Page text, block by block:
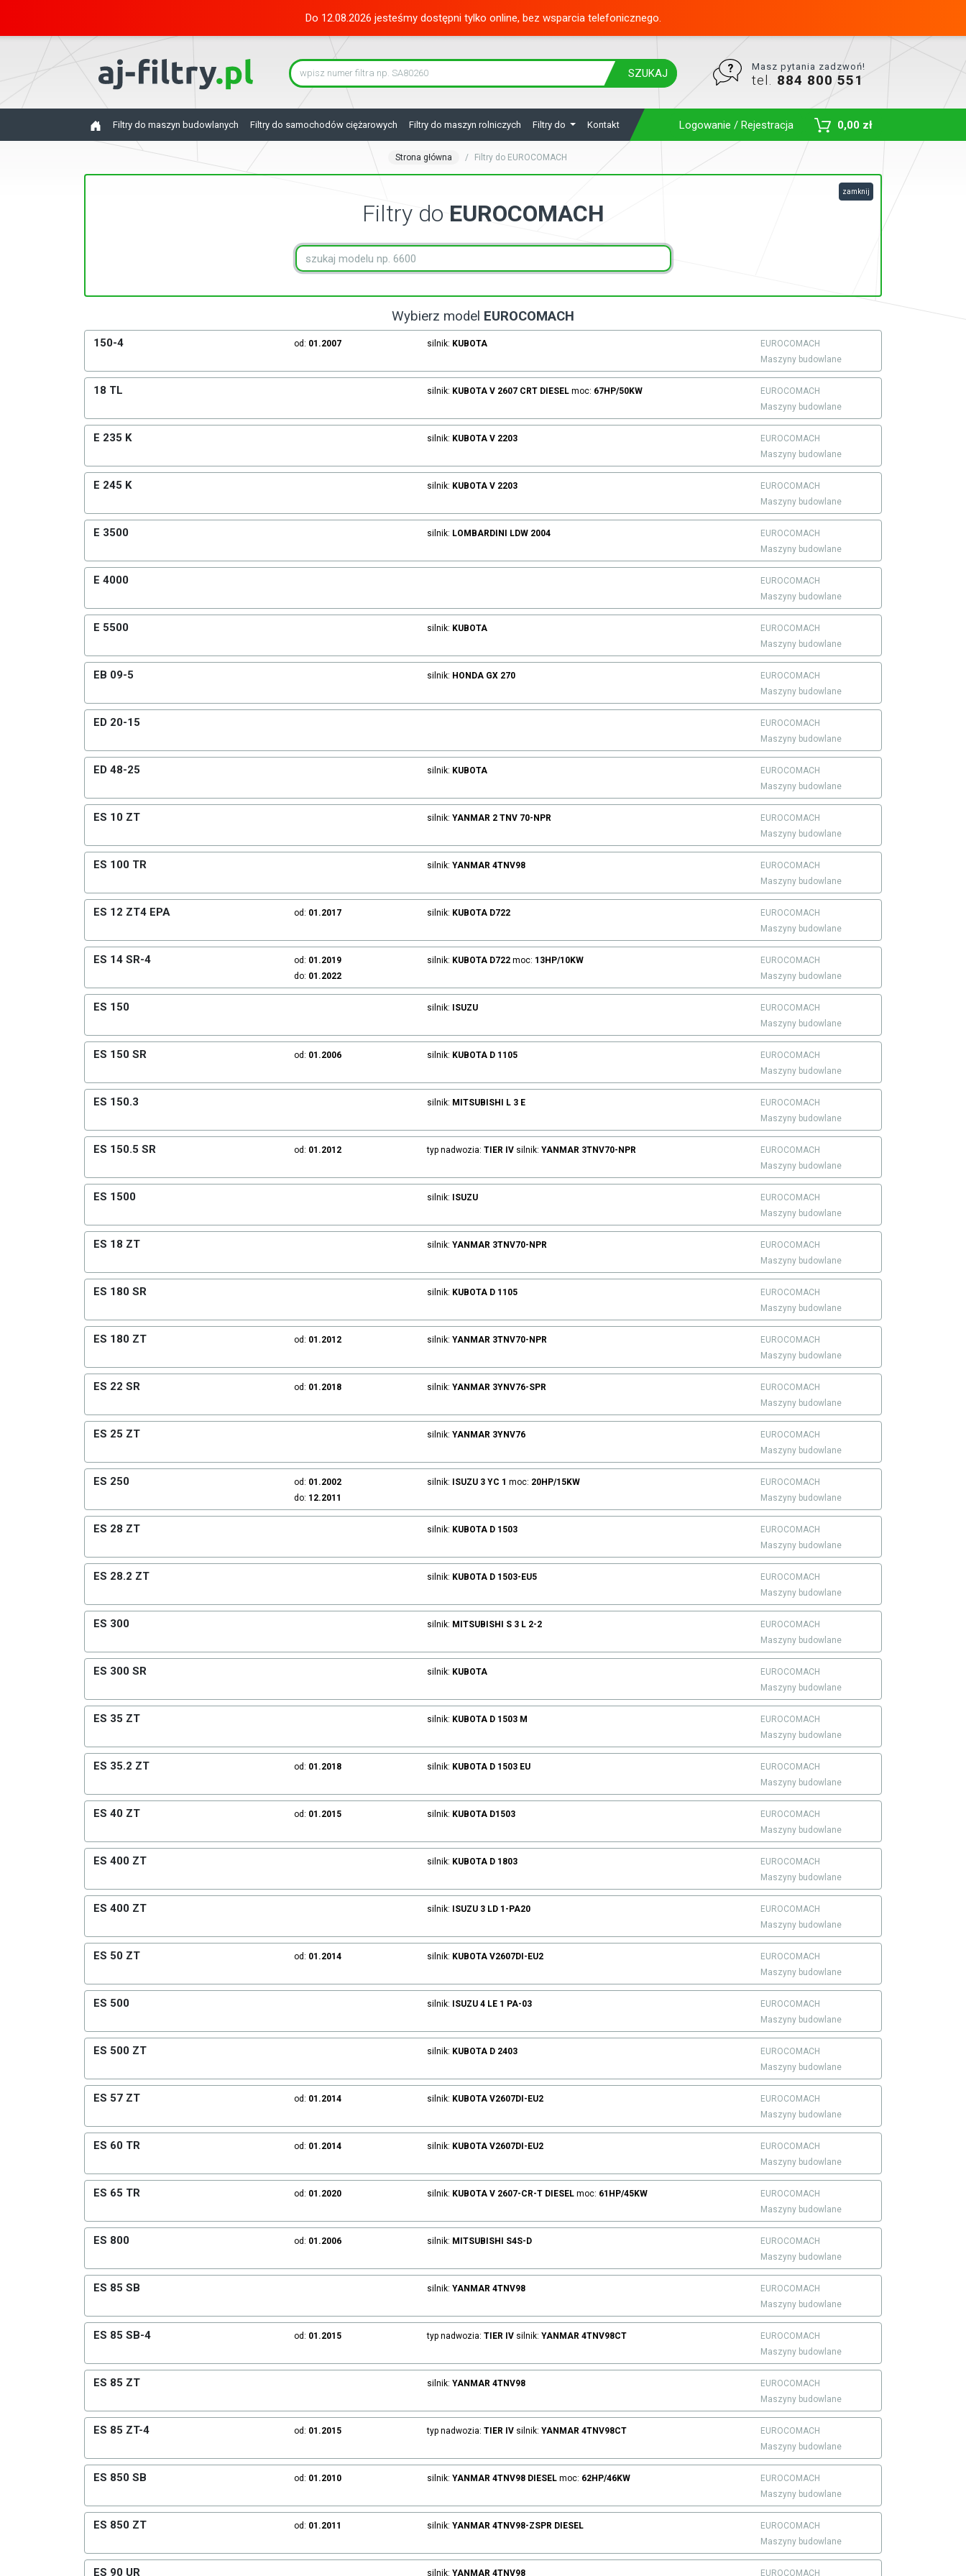
Do 12.08.2026 jesteśmy dostępni tylko online, bez wsparcia telefonicznego.
SZUKAJ
Masz pytania zadzwoń!
tel. 884 800 551
Filtry do maszyn budowlanych Filtry do samochodów ciężarowych Filtry do maszyn rolniczych Filtry do Kontakt Logowanie / Rejestracja 0,00 zł
Strona główna Filtry do EUROCOMACH
Filtry do EUROCOMACH
zamknij
Wybierz model EUROCOMACH
150-4 od: 01.2007 silnik: KUBOTA
EUROCOMACH
Maszyny budowlane
18 TL silnik: KUBOTA V 2607 CRT DIESEL moc: 67HP/50KW
EUROCOMACH
Maszyny budowlane
E 235 K silnik: KUBOTA V 2203
EUROCOMACH
Maszyny budowlane
E 245 K silnik: KUBOTA V 2203
EUROCOMACH
Maszyny budowlane
E 3500 silnik: LOMBARDINI LDW 2004
EUROCOMACH
Maszyny budowlane
E 4000
EUROCOMACH
Maszyny budowlane
E 5500 silnik: KUBOTA
EUROCOMACH
Maszyny budowlane
EB 09-5 silnik: HONDA GX 270
EUROCOMACH
Maszyny budowlane
ED 20-15
EUROCOMACH
Maszyny budowlane
ED 48-25 silnik: KUBOTA
EUROCOMACH
Maszyny budowlane
ES 10 ZT silnik:YANMAR 2 TNV 70-NPR
EUROCOMACH
Maszyny budowlane
ES 100 TR silnik:YANMAR 4TNV98
EUROCOMACH
Maszyny budowlane
ES 12 ZT4 EPA od: 01.2017 silnik: KUBOTA D722
EUROCOMACH
Maszyny budowlane
ES 14 SR-4 od: 01.2019
do: 01.2022
silnik: KUBOTA D722 moc: 13HP/10KW
EUROCOMACH
Maszyny budowlane
ES 150 silnik: ISUZU
EUROCOMACH
Maszyny budowlane
ES 150 SR od: 01.2006 silnik: KUBOTA D 1105
EUROCOMACH
Maszyny budowlane
ES 150.3 silnik: MITSUBISHI L 3 E
EUROCOMACH
Maszyny budowlane
ES 150.5 SR od: 01.2012 typ nadwozia:TIER IV silnik:YANMAR 3TNV70-NPR
EUROCOMACH
Maszyny budowlane
ES 1500 silnik: ISUZU
EUROCOMACH
Maszyny budowlane
ES 18 ZT silnik:YANMAR 3TNV70-NPR
EUROCOMACH
Maszyny budowlane
ES 180 SR silnik: KUBOTA D 1105
EUROCOMACH
Maszyny budowlane
ES 180 ZT od: 01.2012 silnik:YANMAR 3TNV70-NPR
EUROCOMACH
Maszyny budowlane
ES 22 SR od: 01.2018 silnik:YANMAR 3YNV76-SPR
EUROCOMACH
Maszyny budowlane
ES 25 ZT silnik:YANMAR 3YNV76
EUROCOMACH
Maszyny budowlane
ES 250 od: 01.2002
do: 12.2011
silnik: ISUZU 3 YC 1 moc: 20HP/15KW
EUROCOMACH
Maszyny budowlane
ES 28 ZT silnik: KUBOTA D 1503
EUROCOMACH
Maszyny budowlane
ES 28.2 ZT silnik: KUBOTA D 1503-EU5
EUROCOMACH
Maszyny budowlane
ES 300 silnik: MITSUBISHI S 3 L 2-2
EUROCOMACH
Maszyny budowlane
ES 300 SR silnik: KUBOTA
EUROCOMACH
Maszyny budowlane
ES 35 ZT silnik: KUBOTA D 1503 M
EUROCOMACH
Maszyny budowlane
ES 35.2 ZT od: 01.2018 silnik: KUBOTA D 1503 EU
EUROCOMACH
Maszyny budowlane
ES 40 ZT od: 01.2015 silnik: KUBOTA D1503
EUROCOMACH
Maszyny budowlane
ES 400 ZT silnik: KUBOTA D 1803
EUROCOMACH
Maszyny budowlane
ES 400 ZT silnik: ISUZU 3 LD 1-PA20
EUROCOMACH
Maszyny budowlane
ES 50 ZT od: 01.2014 silnik: KUBOTA V2607DI-EU2
EUROCOMACH
Maszyny budowlane
ES 500 silnik: ISUZU 4 LE 1 PA-03
EUROCOMACH
Maszyny budowlane
ES 500 ZT silnik: KUBOTA D 2403
EUROCOMACH
Maszyny budowlane
ES 57 ZT od: 01.2014 silnik: KUBOTA V2607DI-EU2
EUROCOMACH
Maszyny budowlane
ES 60 TR od: 01.2014 silnik: KUBOTA V2607DI-EU2
EUROCOMACH
Maszyny budowlane
ES 65 TR od: 01.2020 silnik: KUBOTA V 2607-CR-T DIESEL moc: 61HP/45KW
EUROCOMACH
Maszyny budowlane
ES 800 od: 01.2006 silnik: MITSUBISHI S4S-D
EUROCOMACH
Maszyny budowlane
ES 85 SB silnik:YANMAR 4TNV98
EUROCOMACH
Maszyny budowlane
ES 85 SB-4 od: 01.2015 typ nadwozia:TIER IV silnik:YANMAR 4TNV98CT
EUROCOMACH
Maszyny budowlane
ES 85 ZT silnik:YANMAR 4TNV98
EUROCOMACH
Maszyny budowlane
ES 85 ZT-4 od: 01.2015 typ nadwozia:TIER IV silnik:YANMAR 4TNV98CT
EUROCOMACH
Maszyny budowlane
ES 850 SB od: 01.2010 silnik:YANMAR 4TNV98 DIESEL moc: 62HP/46KW
EUROCOMACH
Maszyny budowlane
ES 850 ZT od: 01.2011 silnik:YANMAR 4TNV98-ZSPR DIESEL
EUROCOMACH
Maszyny budowlane
ES 90 UR silnik:YANMAR 4TNV98 EUROCOMACH